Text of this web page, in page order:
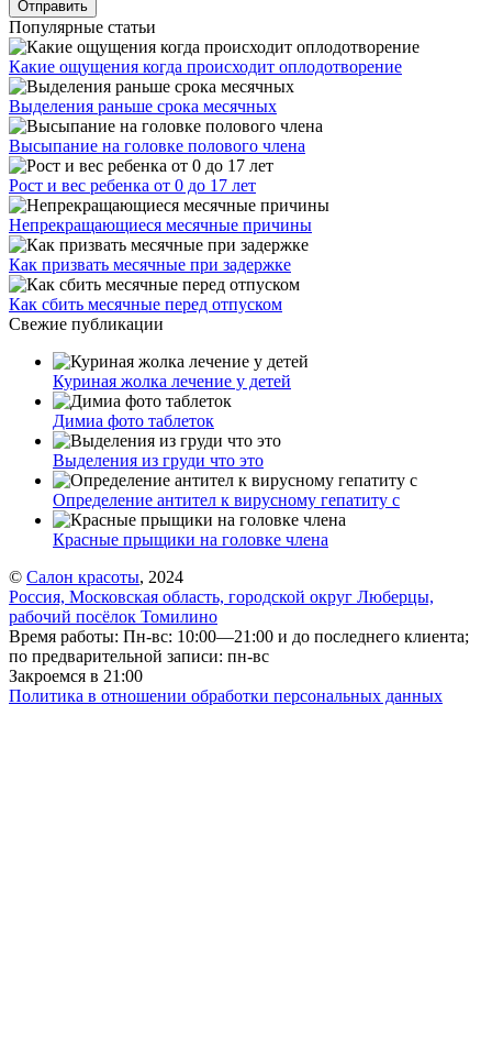
Популярные статьи
Какие ощущения когда происходит оплодотворение
Выделения раньше срока месячных
Высыпание на головке полового члена
Рост и вес ребенка от 0 до 17 лет
Непрекращающиеся месячные причины
Как призвать месячные при задержке
Как сбить месячные перед отпуском
Свежие публикации
Куриная жолка лечение у детей
Димиа фото таблеток
Выделения из груди что это
Определение антител к вирусному гепатиту с
Красные прыщики на головке члена
© Салон красоты, 2024
Россия, Московская область, городской округ Люберцы,
рабочий посёлок Томилино
Время работы: Пн-вс: 10:00—21:00 и до последнего клиента;
по предварительной записи: пн-вс
Закроемся в 21:00
Политика в отношении обработки персональных данных